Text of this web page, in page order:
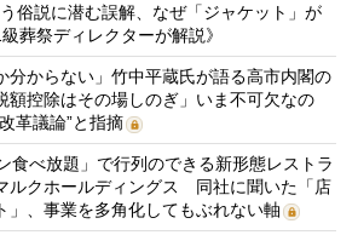
俗説に潜む誤解、なぜ「ジャケット」が
葬祭ディレクターが解説》
分からない」竹中平蔵氏が語る高市内閣の
控除はその場しのぎ」いま不可欠なの
革議論”と指摘
食べ放題」で行列のできる新形態レストラ
ルクホールディングス 同社に聞いた「店
」、事業を多角化してもぶれない軸